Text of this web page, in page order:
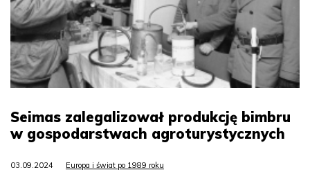
Seimas zalegalizował produkcję bimbru
w gospodarstwach agroturystycznych
03.09.2024 Europa i świat po 1989 roku